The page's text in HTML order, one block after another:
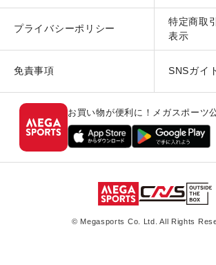
プライバシーポリシー
特定商取
表示
免責事項 SNSガイ
お買い物が便利に！メガスポーツ
© Megasports Co. Ltd. All Rights